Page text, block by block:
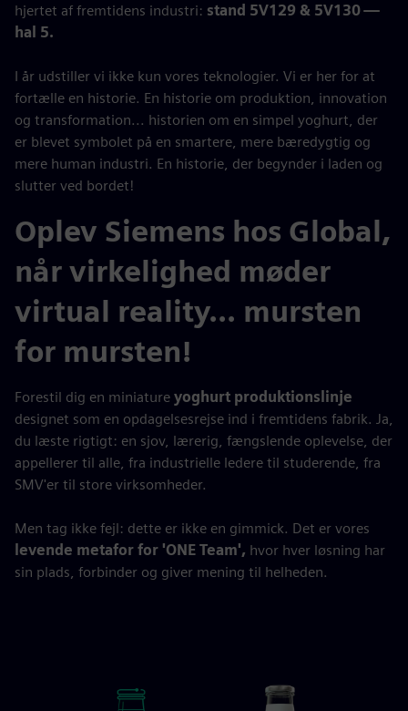
hjertet af fremtidens industri: stand 5V129 & 5V130 —
hal 5.
I år udstiller vi ikke kun vores teknologier. Vi er her for at
fortælle en historie. En historie om produktion, innovation
og transformation... historien om en simpel yoghurt, der
er blevet symbolet på en smartere, mere bæredygtig og
mere human industri. En historie, der begynder i laden og
slutter ved bordet!
Oplev Siemens hos Global,
når virkelighed møder
virtual reality... mursten
for mursten!
Forestil dig en miniature yoghurt produktionslinje
designet som en opdagelsesrejse ind i fremtidens fabrik. Ja,
du læste rigtigt: en sjov, lærerig, fængslende oplevelse, der
appellerer til alle, fra industrielle ledere til studerende, fra
SMV'er til store virksomheder.
Men tag ikke fejl: dette er ikke en gimmick. Det er vores
levende metafor for 'ONE Team', hvor hver løsning har
sin plads, forbinder og giver mening til helheden.